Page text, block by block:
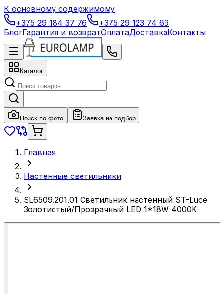
К основному содержимому
+375 29 184 37 76
+375 29 123 74 69
БлогГарантия и возвратОплатаДоставкаКонтакты
Каталог
Поиск по фото Заявка на подбор
Главная
Настенные светильники
SL6509.201.01 Светильник настенный ST-Luce
Золотистый/Прозрачный LED 1*18W 4000K